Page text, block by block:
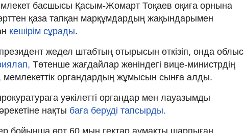
басшысы Қасым-Жомарт Тоқаев оқиға орнына
қаза тапқан марқұмдардың жақындарымен
кешірім сұрады.
жедел штабтың отырысын өткізіп, онда облыс
Төтенше жағдайлар жөніндегі вице-министрдің
мемлекеттік органдардың жұмысын сынға алды.
уәкілетті органдар мен лауазымды
нақты баға беруді тапсырды.